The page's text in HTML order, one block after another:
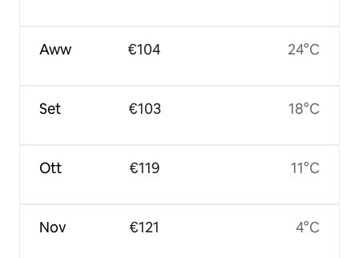
Aww
Set
Ott
Nov
€104
€103
€119
€121
24°C
18°C
11°C
4°C